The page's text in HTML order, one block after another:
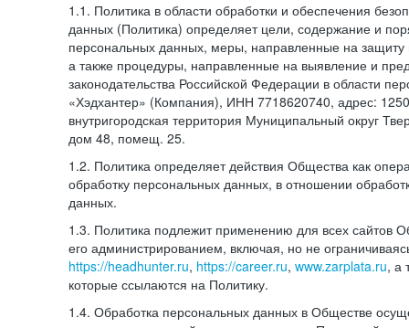
1.1. Политика в области обработки и обеспечения
данных (Политика) определяет цели, содержание и
персональных данных, меры, направленные на
а также процедуры, направленные на выявление и
законодательства Российской Федерации в области
«Хэдхантер» (Компания), ИНН 7718620740, адрес:
внутригородская территория Муниципальный округ
дом 48, помещ. 25.
1.2. Политика определяет действия Общества как
обработку персональных данных, в отношении
данных.
1.3. Политика подлежит применению для всех сайтов
его администрированием, включая, но не
https://headhunter.ru, https://career.ru, www.zarplata.ru, а
которые ссылаются на Политику.
1.4. Обработка персональных данных в Обществе